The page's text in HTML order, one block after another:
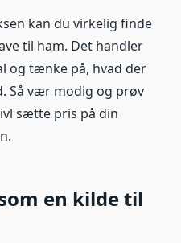
kan du virkelig finde
til ham. Det handler
og tænke på, hvad der
Så vær modig og prøv
sætte pris på din
en kilde til